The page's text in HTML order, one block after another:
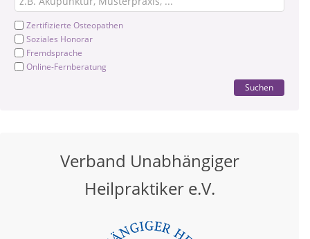
Zertifizierte Osteopathen
Soziales Honorar
Fremdsprache
Online-Fernberatung
Suchen
Verband Unabhängiger
Heilpraktiker e.V.